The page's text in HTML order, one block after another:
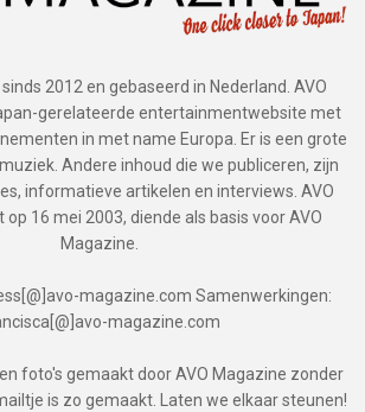
2012 en gebaseerd in Nederland. AVO
gerelateerde entertainmentwebsite met
in met name Europa. Er is een grote
Andere inhoud die we publiceren, zijn
informatieve artikelen en interviews. AVO
op 16 mei 2003, diende als basis voor AVO
Magazine.
magazine.com Samenwerkingen:
magazine.com
foto's gemaakt door AVO Magazine zonder
is zo gemaakt. Laten we elkaar steunen!